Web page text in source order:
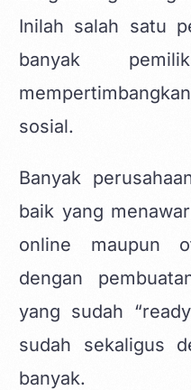
Inilah salah satu
banyak
sosial.
Banyak
baik yang
online maupun
dengan
yang sudah
sudah sekaligus
banyak.